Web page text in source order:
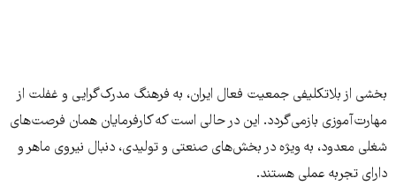
بخشی از بلاتکلیفی جمعیت فعال ایران، به فرهنگ مدرک‌گرایی و غفلت از
مهارت‌آموزی باز‌می‌گردد. این در حالی است که کارفرمایان همان فرصت‌های
شغلی معدود، به ویژه در بخش‌های صنعتی و تولیدی، دنبال نیروی ماهر و
دارای تجربه عملی هستند.